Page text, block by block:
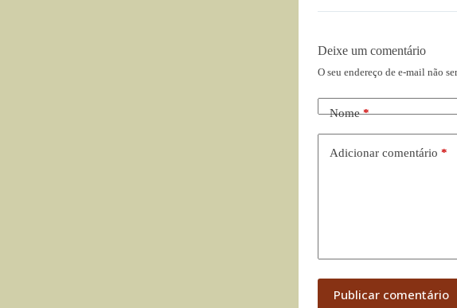
Deixe um comentário
O seu endereço de e-mail não
Nome*
Adicionar comentário *
Publicar comentário